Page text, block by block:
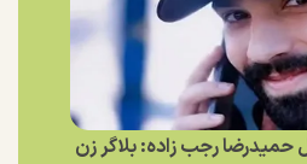
حمیدرضا رجب زاده: بلاگر زن